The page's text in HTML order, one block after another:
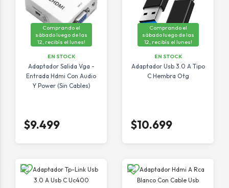
Comprando el
sábado luego de las
12, recibís el lunes!
EN STOCK
Adaptador Salida Vga -
Entrada Hdmi Con Audio
Y Power (Sin Cables)
$9.499
Comprando el
sábado luego de las
12, recibís el lunes!
EN STOCK
Adaptador Usb 3.0 A Tipo
C Hembra Otg
$10.699